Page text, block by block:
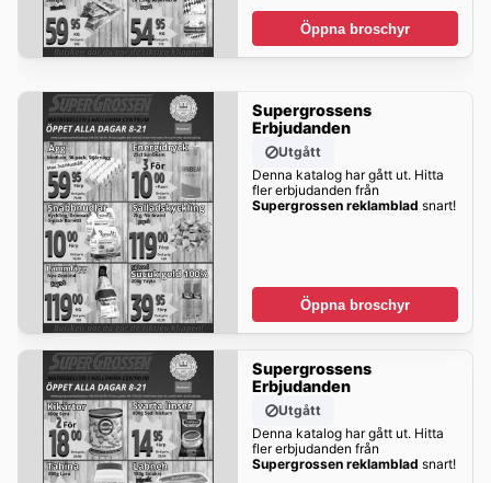
Öppna broschyr
Supergrossens
Erbjudanden
Utgått
Denna katalog har gått ut. Hitta
fler erbjudanden från
Supergrossen reklamblad snart!
Öppna broschyr
Supergrossens
Erbjudanden
Utgått
Denna katalog har gått ut. Hitta
fler erbjudanden från
Supergrossen reklamblad snart!